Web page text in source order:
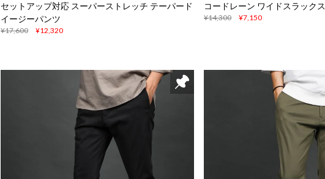
セットアップ対応 スーパーストレッチ テーパード
イージーパンツ
¥17,600 ¥12,320
コードレーン ワイドスラックス
¥14,300 ¥7,150